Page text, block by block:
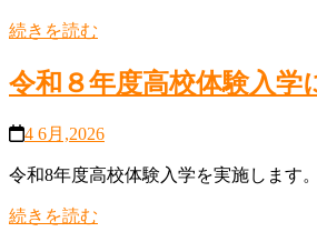
続きを読む
令和８年度高校体験入学
4 6月,2026
令和8年度高校体験入学を実施します
続きを読む